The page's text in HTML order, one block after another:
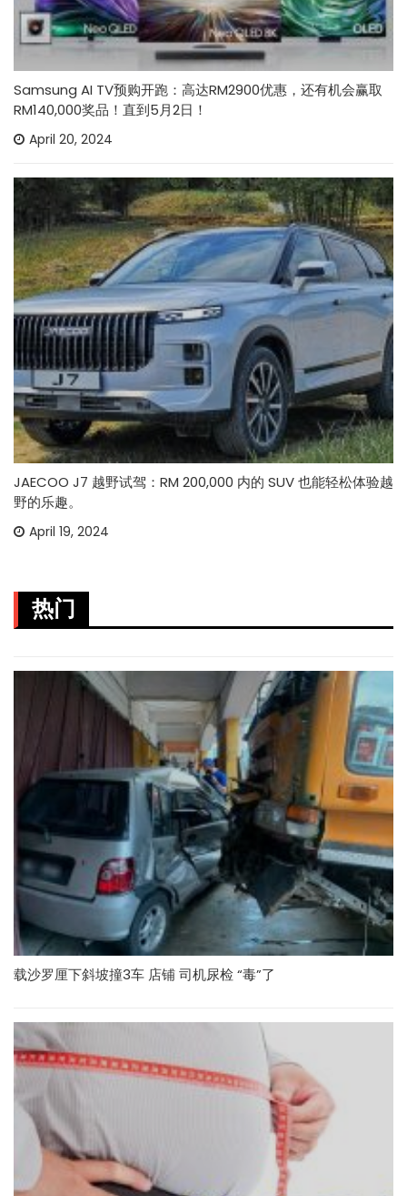
Samsung AI TV预购开跑：高达RM2900优惠，还有机会赢取
RM140,000奖品！直到5月2日！
April 20, 2024
JAECOO J7 越野试驾：RM 200,000 内的 SUV 也能轻松体验越
野的乐趣。
April 19, 2024
热门
载沙罗厘下斜坡撞3车 店铺 司机尿检 “毒”了